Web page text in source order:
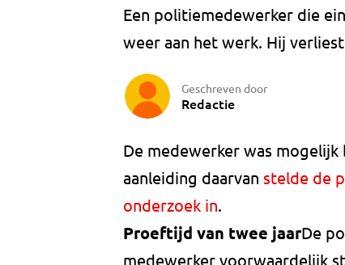
Een politiemedewerker die
weer aan het werk. Hij
Geschreven door
Redactie
De medewerker was
aanleiding daarvan stelde de
onderzoek in.
Proeftijd van twee jaarDe
medewerker voorwaardelijk